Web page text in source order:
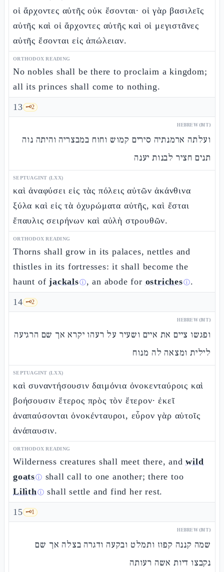
οἱ ἄρχοντες αὐτῆς οὐκ ἔσονται· οἱ γὰρ βασιλεῖς
αὐτῆς καὶ οἱ ἄρχοντες αὐτῆς καὶ οἱ μεγιστᾶνες
αὐτῆς ἔσονται εἰς ἀπώλειαν.
ORTHODOX READING
No nobles shall be there to proclaim a kingdom;
all its princes shall come to nothing.
13 🗝️2
HEBREW (MT)
ועלתה ארמנתיה סירים קמוש וחוח במבצריה והיתה נוה
תנים חציר לבנות יענה
SEPTUAGINT (LXX)
καὶ ἀναφύσει εἰς τὰς πόλεις αὐτῶν ἀκάνθινα
ξύλα καὶ εἰς τὰ ὀχυρώματα αὐτῆς, καὶ ἔσται
ἔπαυλις σειρήνων καὶ αὐλὴ στρουθῶν.
ORTHODOX READING
Thorns shall grow in its palaces, nettles and
thistles in its fortresses: it shall become the
haunt ofjackalsⓘ, an abode for ostrichesⓘ.
14 🗝️2
HEBREW (MT)
ופגשו ציים את איים ושעיר על רעהו יקרא אך שם הרגיעה
לילית ומצאה לה מנוח
SEPTUAGINT (LXX)
καὶ συναντήσουσιν δαιμόνια ὀνοκενταύροις καὶ
βοήσουσιν ἕτερος πρὸς τὸν ἕτερον· ἐκεῖ
ἀναπαύσονται ὀνοκένταυροι, εὗρον γὰρ αὑτοῖς
ἀνάπαυσιν.
ORTHODOX READING
Wilderness creatures shall meet there, andwild
goatsⓘ shall call to one another; there too
Lilìthⓘ shall settle and find her rest.
15 🗝️1
HEBREW (MT)
שמה קננה קפוז ותמלט ובקעה ודגרה בצלה אך שם
נקבצו דיות אשה רעותה